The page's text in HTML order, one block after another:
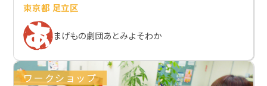
東京都 足立区
まげもの劇団あとみよそわか
ワークショップ